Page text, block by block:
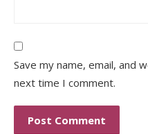
Save my name, email, and
next time I comment.